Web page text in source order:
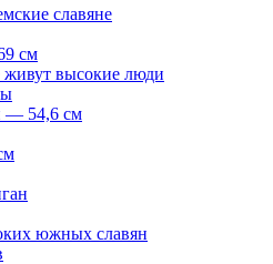
славяне
см
высокие люди
— 54,6 см
южных славян